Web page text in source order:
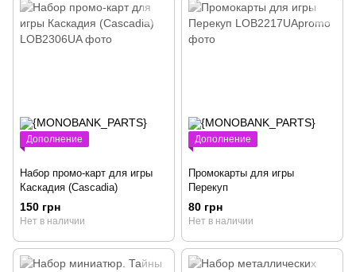
Дополнение
Набор промо-карт для игры
Каскадия (Cascadia)
150 грн
Нет в наличии
Дополнение
Промокарты для игры
Перекуп
80 грн
Нет в наличии